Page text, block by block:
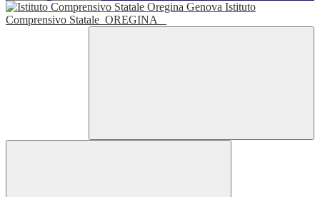
Istituto
Comprensivo Statale OREGINA